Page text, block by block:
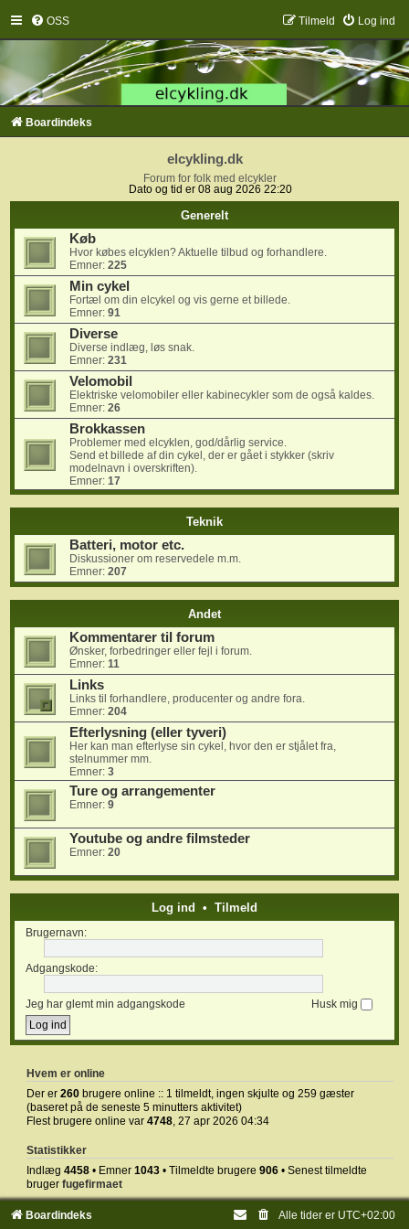
OSS Log ind
Tilmeld
Boardindeks
elcykling.dk
Forum for folk med elcykler
Dato og tid er 08 aug 2026 22:20
Generelt
Køb
Hvor købes elcyklen? Aktuelle tilbud og forhandlere.
Emner: 225
Min cykel
Fortæl om din elcykel og vis gerne et billede.
Emner: 91
Diverse
Diverse indlæg, løs snak.
Emner: 231
Velomobil
Elektriske velomobiler eller kabinecykler som de også kaldes.
Emner: 26
Brokkassen
Problemer med elcyklen, god/dårlig service.
Send et billede af din cykel, der er gået i stykker (skriv
modelnavn i overskriften).
Emner: 17
Teknik
Batteri, motor etc.
Diskussioner om reservedele m.m.
Emner: 207
Andet
Kommentarer til forum
Ønsker, forbedringer eller fejl i forum.
Emner: 11
Links
Links til forhandlere, producenter og andre fora.
Emner: 204
Efterlysning (eller tyveri)
Her kan man efterlyse sin cykel, hvor den er stjålet fra,
stelnummer mm.
Emner: 3
Ture og arrangementer
Emner: 9
Youtube og andre filmsteder
Emner: 20
Log ind • Tilmeld
Brugernavn:
Adgangskode:
Jeg har glemt min adgangskode Husk mig
Hvem er online
Der er 260 brugere online :: 1 tilmeldt, ingen skjulte og 259 gæster
(baseret på de seneste 5 minutters aktivitet)
Flest brugere online var 4748, 27 apr 2026 04:34
Statistikker
Indlæg 4458 • Emner 1043 • Tilmeldte brugere 906 • Senest tilmeldte
bruger fugefirmaet
Boardindeks Alle tider er UTC+02:00